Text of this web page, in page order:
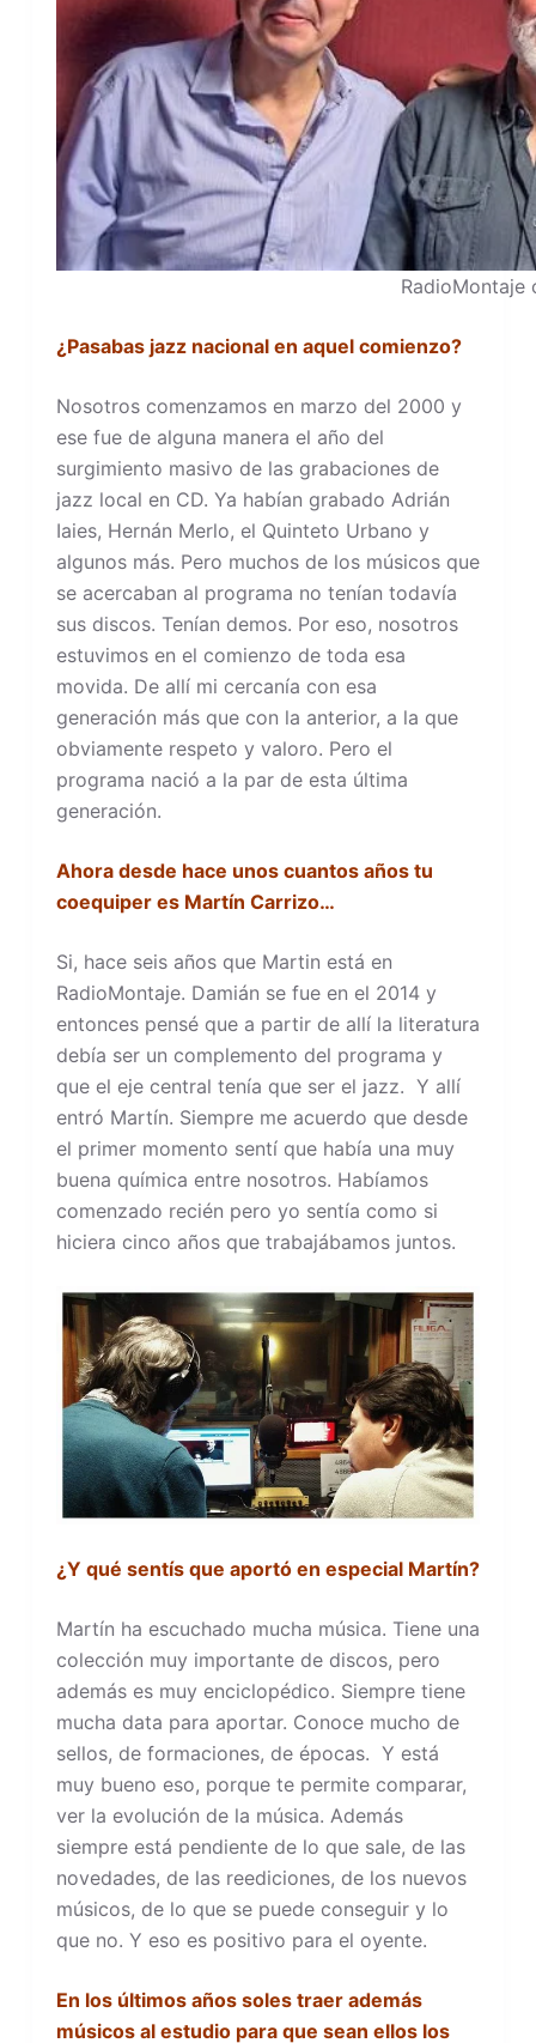
RadioMontaje
¿Pasabas jazz nacional en aquel comienzo?
Nosotros comenzamos en marzo del 2000 y
ese fue de alguna manera el año del
surgimiento masivo de las grabaciones de
jazz local en CD. Ya habían grabado Adrián
Iaies, Hernán Merlo, el Quinteto Urbano y
algunos más. Pero muchos de los músicos que
se acercaban al programa no tenían todavía
sus discos. Tenían demos. Por eso, nosotros
estuvimos en el comienzo de toda esa
movida. De allí mi cercanía con esa
generación más que con la anterior, a la que
obviamente respeto y valoro. Pero el
programa nació a la par de esta última
generación.
Ahora desde hace unos cuantos años tu
coequiper es Martín Carrizo…
Si, hace seis años que Martin está en
RadioMontaje. Damián se fue en el 2014 y
entonces pensé que a partir de allí la literatura
debía ser un complemento del programa y
que el eje central tenía que ser el jazz. Y allí
entró Martín. Siempre me acuerdo que desde
el primer momento sentí que había una muy
buena química entre nosotros. Habíamos
comenzado recién pero yo sentía como si
hiciera cinco años que trabajábamos juntos.
¿Y qué sentís que aportó en especial Martín?
Martín ha escuchado mucha música. Tiene una
colección muy importante de discos, pero
además es muy enciclopédico. Siempre tiene
mucha data para aportar. Conoce mucho de
sellos, de formaciones, de épocas. Y está
muy bueno eso, porque te permite comparar,
ver la evolución de la música. Además
siempre está pendiente de lo que sale, de las
novedades, de las reediciones, de los nuevos
músicos, de lo que se puede conseguir y lo
que no. Y eso es positivo para el oyente.
En los últimos años soles traer además
músicos al estudio para que sean ellos los